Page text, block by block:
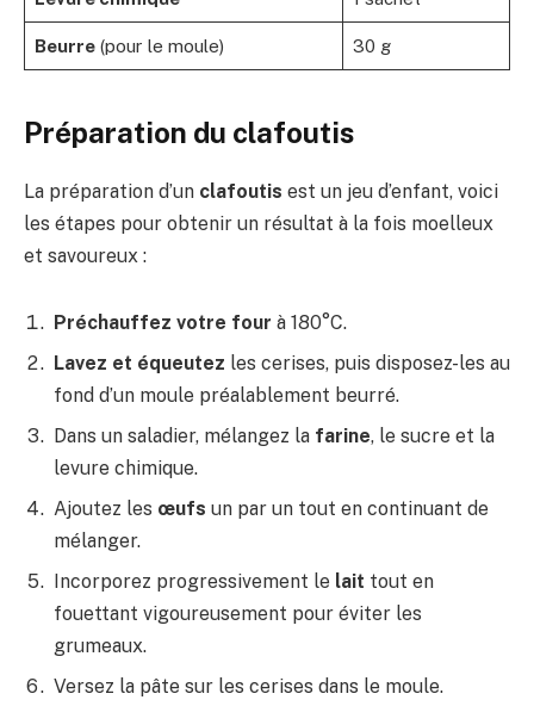
Beurre(pour le moule) 30 g
Préparation du clafoutis
La préparation d’un clafoutis est un jeu d’enfant, voici
les étapes pour obtenir un résultat à la fois moelleux
et savoureux :
Préchauffez votre four à 180°C.
Lavez et équeutez les cerises, puis disposez-les au
fond d’un moule préalablement beurré.
Dans un saladier, mélangez la farine, le sucre et la
levure chimique.
Ajoutez les œufs un par un tout en continuant de
mélanger.
Incorporez progressivement le lait tout en
fouettant vigoureusement pour éviter les
grumeaux.
Versez la pâte sur les cerises dans le moule.